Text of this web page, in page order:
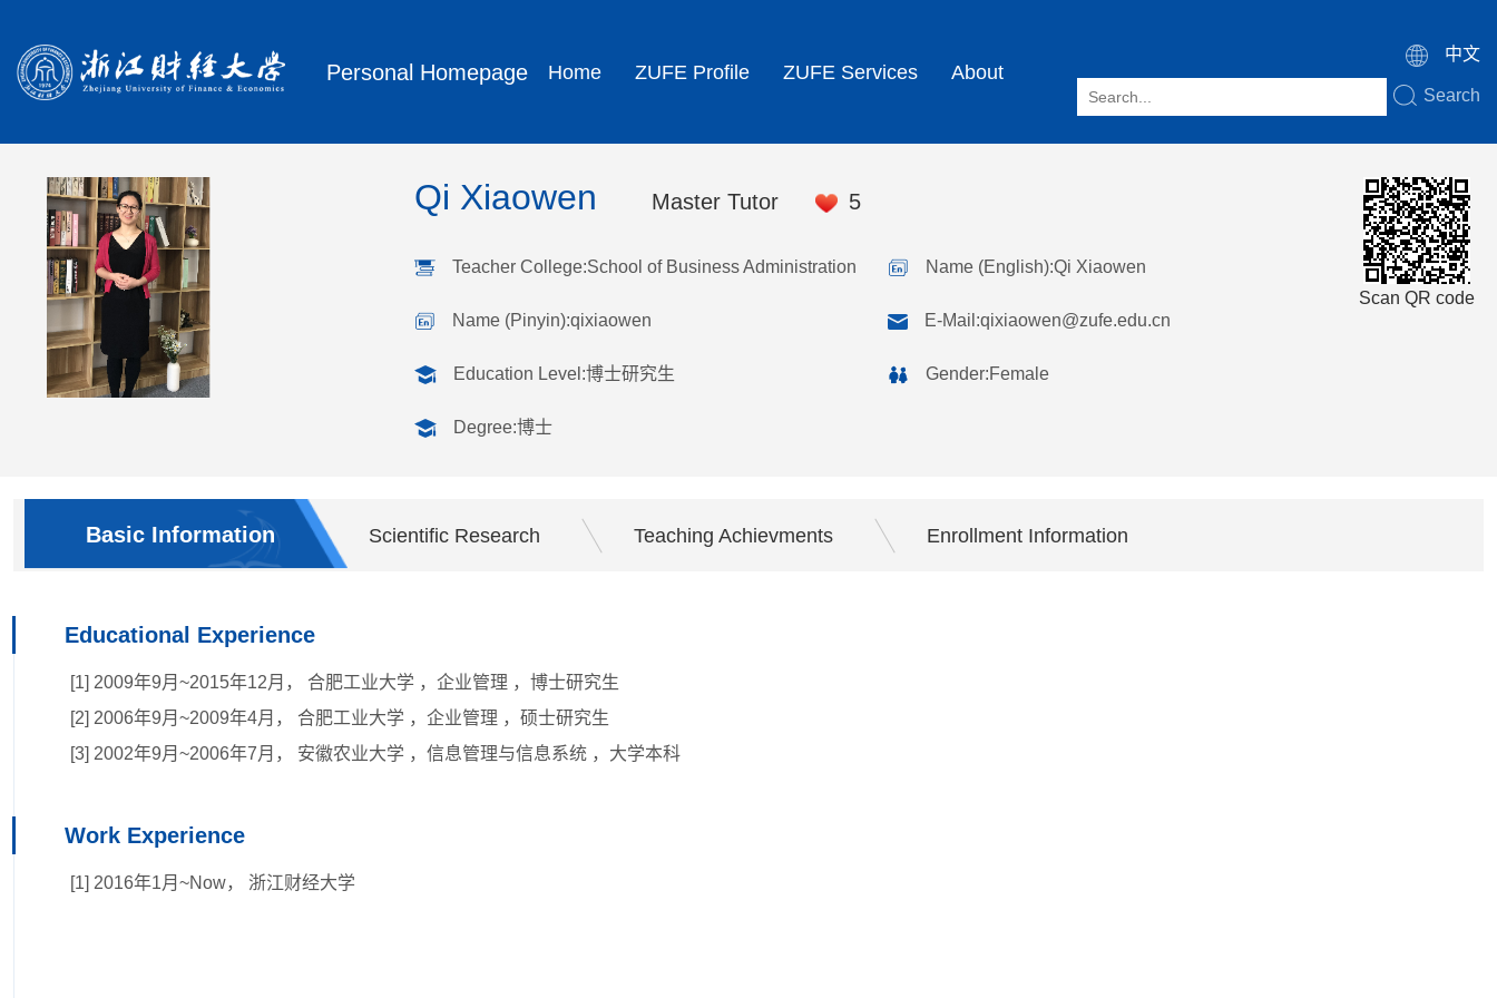
Personal Homepage Home ZUFE Profile ZUFE Services About
中文
Search
Qi Xiaowen Master Tutor 5
Teacher College:School of Business Administration Name (English):Qi Xiaowen
Name (Pinyin):qixiaowen E-Mail:qixiaowen@zufe.edu.cn
Education Level:博士研究生 Gender:Female
Degree:博士
Scan QR code
Basic Information Scientific Research Teaching Achievments Enrollment Information
Educational Experience
[1] 2009年9月~2015年12月， 合肥工业大学 ，企业管理 ，博士研究生
[2] 2006年9月~2009年4月， 合肥工业大学 ，企业管理 ，硕士研究生
[3] 2002年9月~2006年7月， 安徽农业大学 ，信息管理与信息系统 ，大学本科
Work Experience
[1] 2016年1月~Now， 浙江财经大学